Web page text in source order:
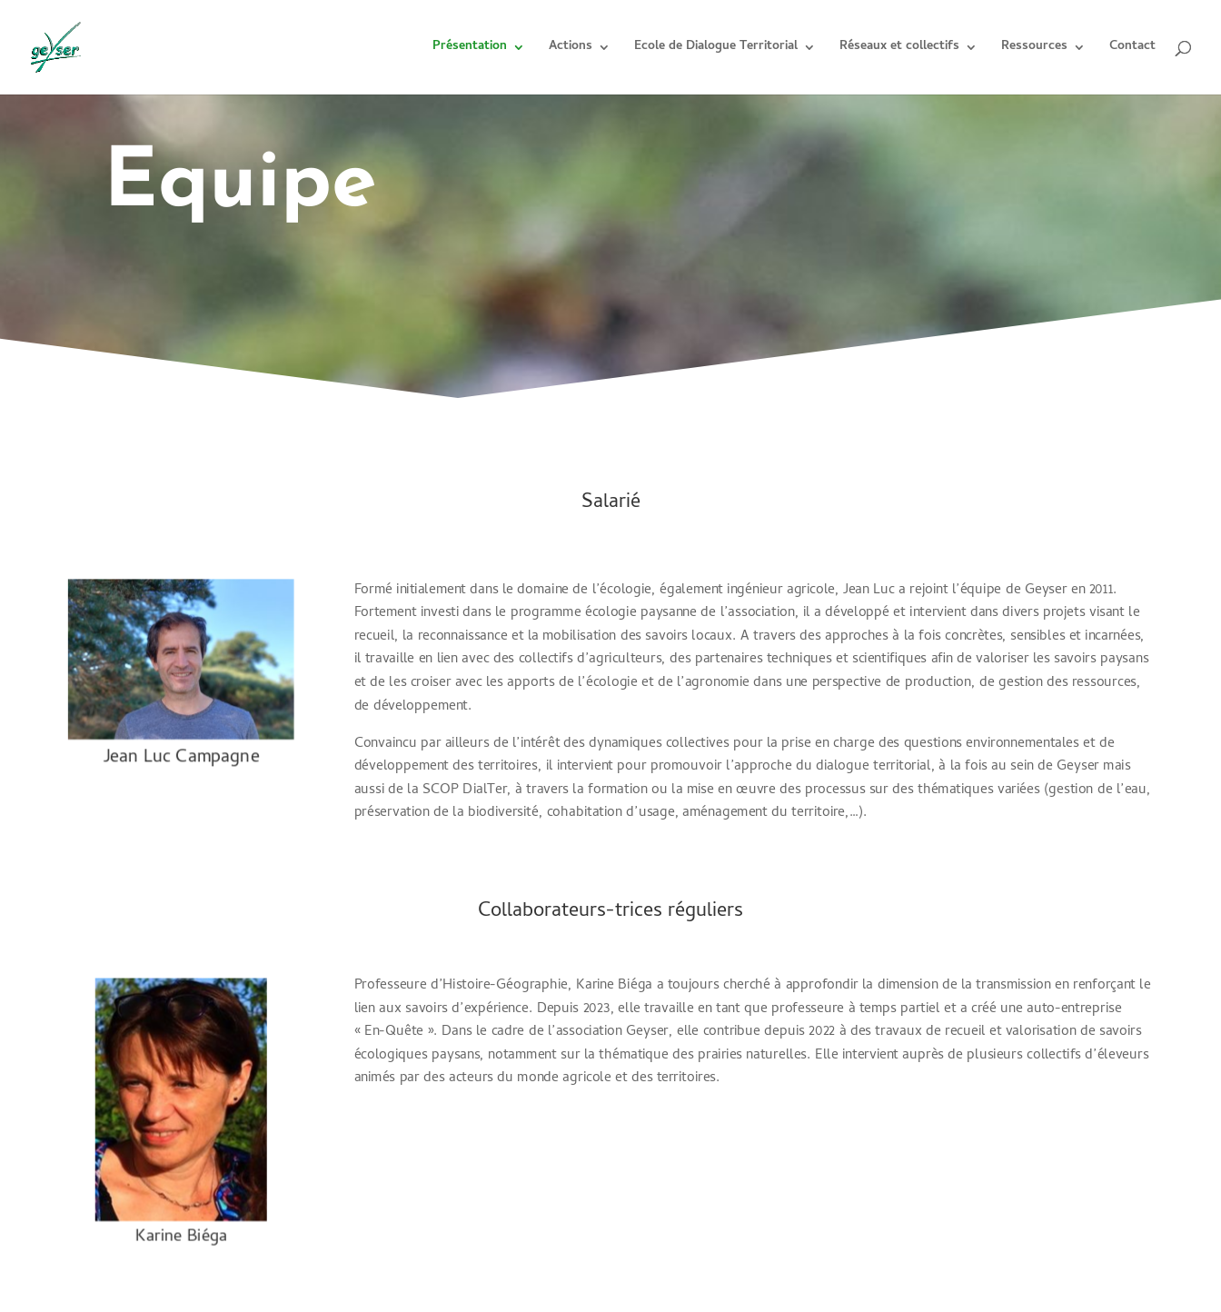
Présentation Actions Ecole de Dialogue Territorial Réseaux et collectifs Ressources Contact
Equipe
Salarié
Jean Luc Campagne
Formé initialement dans le domaine de l’écologie, également ingénieur agricole, Jean Luc a rejoint l’équipe de Geyser en 2011.
Fortement investi dans le programme écologie paysanne de l’association, il a développé et intervient dans divers projets visant le
recueil, la reconnaissance et la mobilisation des savoirs locaux. A travers des approches à la fois concrètes, sensibles et incarnées,
il travaille en lien avec des collectifs d’agriculteurs, des partenaires techniques et scientifiques afin de valoriser les savoirs paysans
et de les croiser avec les apports de l’écologie et de l’agronomie dans une perspective de production, de gestion des ressources,
de développement.
Convaincu par ailleurs de l’intérêt des dynamiques collectives pour la prise en charge des questions environnementales et de
développement des territoires, il intervient pour promouvoir l’approche du dialogue territorial, à la fois au sein de Geyser mais
aussi de la SCOP DialTer, à travers la formation ou la mise en œuvre des processus sur des thématiques variées (gestion de l’eau,
préservation de la biodiversité, cohabitation d’usage, aménagement du territoire,…).
Collaborateurs-trices réguliers
Karine Biéga
Professeure d’Histoire-Géographie, Karine Biéga a toujours cherché à approfondir la dimension de la transmission en renforçant le
lien aux savoirs d’expérience. Depuis 2023, elle travaille en tant que professeure à temps partiel et a créé une auto-entreprise
« En-Quête ». Dans le cadre de l’association Geyser, elle contribue depuis 2022 à des travaux de recueil et valorisation de savoirs
écologiques paysans, notamment sur la thématique des prairies naturelles. Elle intervient auprès de plusieurs collectifs d’éleveurs
animés par des acteurs du monde agricole et des territoires.